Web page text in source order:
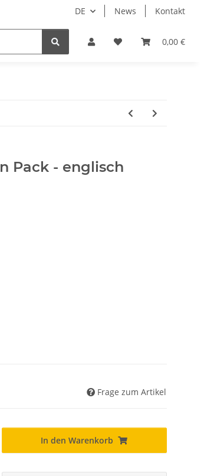
DE News Kontakt
0,00 €
Tabletop Zubehör Hersteller
Pack - englisch
Frage zum Artikel
In den Warenkorb